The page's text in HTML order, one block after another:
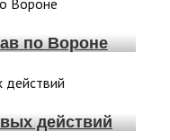
по Вороне
действий